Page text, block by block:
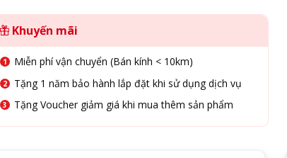
Khuyến mãi
Miễn phí vận chuyển (Bán kính < 10km)
Tặng 1 năm bảo hành lắp đặt khi sử dụng dịch vụ
Tặng Voucher giảm giá khi mua thêm sản phẩm